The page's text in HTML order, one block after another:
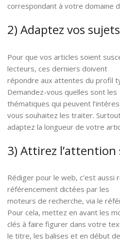
correspondant à votre domaine
2) Adaptez vos
Pour que vos articles soient
lecteurs, ces derniers doivent
répondre aux attentes du profil
Demandez-vous quelles sont les
thématiques qui peuvent
vous souhaitez les traiter.
adaptez la longueur de votre
3) Attirez l’attention
Rédiger pour le web, c’est aussi
référencement dictées par les
moteurs de recherche, via le
Pour cela, mettez en avant les
clés à faire figurer dans votre
le titre, les balises et en début de